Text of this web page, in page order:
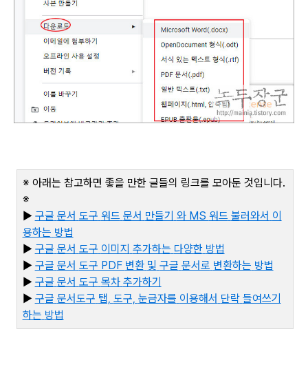
※ 아래는 참고하면 좋을 만한 글들의 링크를 모아둔 것입니다.
※
▶ 구글 문서 도구 워드 문서 만들기 와 MS 워드 불러와서 이
용하는 방법
▶ 구글 문서 도구 이미지 추가하는 다양한 방법
▶ 구글 문서 도구 PDF 변환 및 구글 문서로 변환하는 방법
▶ 구글 문서 도구 목차 추가하기
▶ 구글 문서도구 탭, 도구, 눈금자를 이용해서 단락 들여쓰기
하는 방법